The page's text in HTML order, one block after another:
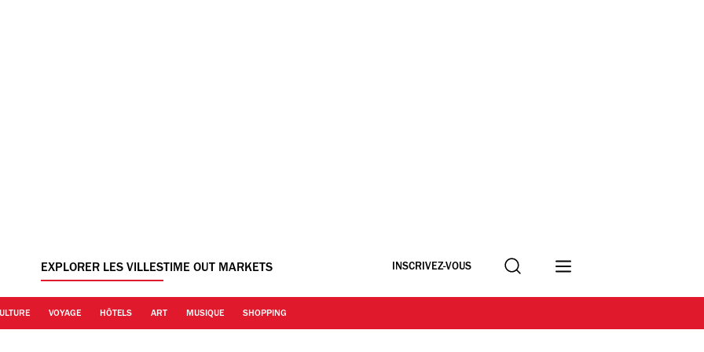
EXPLORER LES VILLESTIME OUT MARKETS INSCRIVEZ-VOUS Recherche
VOYAGE HÔTELS ART MUSIQUE SHOPPING